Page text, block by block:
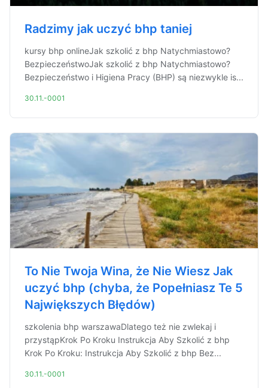
Radzimy jak uczyć bhp taniej
kursy bhp onlineJak szkolić z bhp Natychmiastowo?
BezpieczeństwoJak szkolić z bhp Natychmiastowo?
Bezpieczeństwo i Higiena Pracy (BHP) są niezwykle is...
30.11.-0001
To Nie Twoja Wina, że Nie Wiesz Jak
uczyć bhp (chyba, że Popełniasz Te 5
Największych Błędów)
szkolenia bhp warszawaDlatego też nie zwlekaj i
przystąpKrok Po Kroku Instrukcja Aby Szkolić z bhp
Krok Po Kroku: Instrukcja Aby Szkolić z bhp Bez...
30.11.-0001